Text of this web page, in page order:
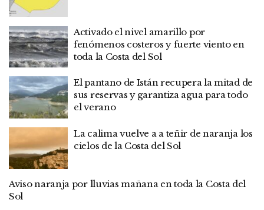
Activado el nivel amarillo por
fenómenos costeros y fuerte viento en
toda la Costa del Sol
El pantano de Istán recupera la mitad de
sus reservas y garantiza agua para todo
el verano
La calima vuelve a a teñir de naranja los
cielos de la Costa del Sol
Aviso naranja por lluvias mañana en toda la Costa del
Sol